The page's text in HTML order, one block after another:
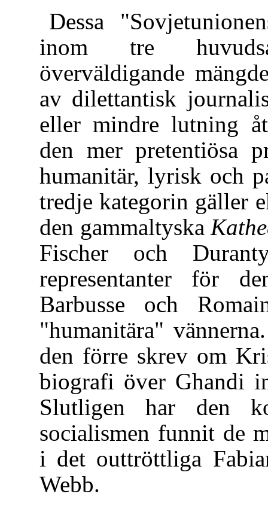
Dessa
inom tre
överväldigande
av dilettantisk
eller mindre lutning
den mer pretentiösa
humanitär, lyrisk och
tredje kategorin gäller
den gammaltyska
Fischer och
representanter för
Barbusse och
"humanitära"
den förre skrev om
biografi över Ghandi
Slutligen har den
socialismen funnit de
i det outtröttliga
Webb.